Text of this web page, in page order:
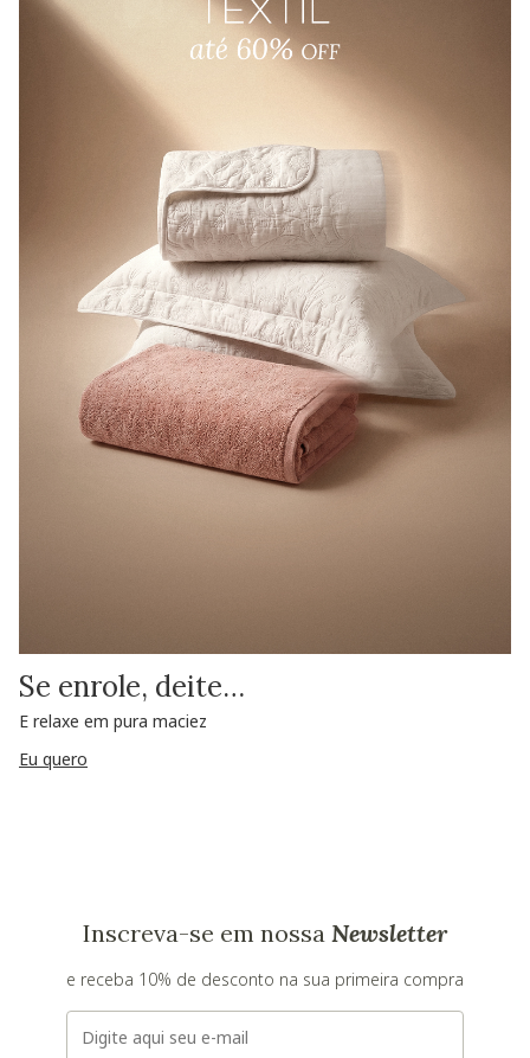
Se enrole, deite…
E relaxe em pura maciez
Eu quero
Inscreva-se em nossa Newsletter
e receba 10% de desconto na sua primeira compra
E-mail